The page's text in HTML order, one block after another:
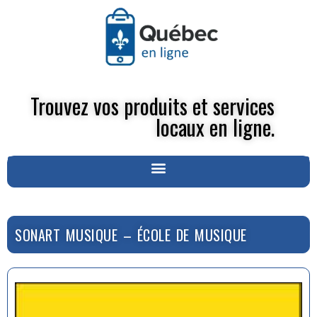
Trouvez vos produits et services
locaux en ligne.
SONART MUSIQUE – ÉCOLE DE MUSIQUE